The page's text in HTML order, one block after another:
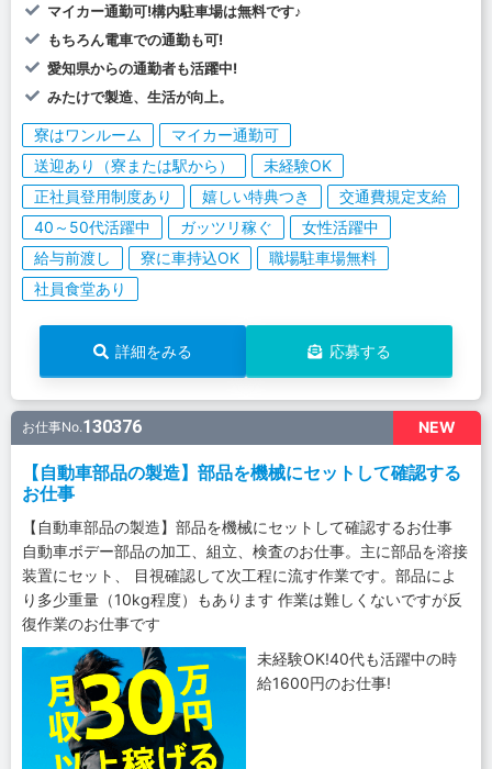
マイカー通勤可!構内駐車場は無料です♪
もちろん電車での通勤も可!
愛知県からの通勤者も活躍中!
みたけで製造、生活が向上。
寮はワンルーム
マイカー通勤可
送迎あり（寮または駅から）
未経験OK
正社員登用制度あり
嬉しい特典つき
交通費規定支給
40～50代活躍中
ガッツリ稼ぐ
女性活躍中
給与前渡し
寮に車持込OK
職場駐車場無料
社員食堂あり
詳細をみる 応募する
NEW
お仕事No.130376
【自動車部品の製造】部品を機械にセットして確認する
お仕事
【自動車部品の製造】部品を機械にセットして確認するお仕事
自動車ボデー部品の加工、組立、検査のお仕事。主に部品を溶接
装置にセット、 目視確認して次工程に流す作業です。部品によ
り多少重量（10kg程度）もあります 作業は難しくないですが反
復作業のお仕事です
未経験OK!40代も活躍中の時
給1600円のお仕事!